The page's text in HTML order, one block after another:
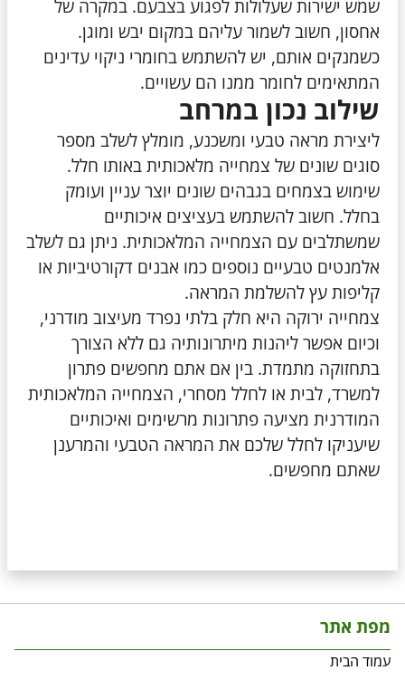
שמש ישירות שעלולות לפגוע בצבעם. במקרה של
אחסון, חשוב לשמור עליהם במקום יבש ומוגן.
כשמנקים אותם, יש להשתמש בחומרי ניקוי עדינים
המתאימים לחומר ממנו הם עשויים.
שילוב נכון במרחב
ליצירת מראה טבעי ומשכנע, מומלץ לשלב מספר
סוגים שונים של צמחייה מלאכותית באותו חלל.
שימוש בצמחים בגבהים שונים יוצר עניין ועומק
בחלל. חשוב להשתמש בעציצים איכותיים
שמשתלבים עם הצמחייה המלאכותית. ניתן גם לשלב
אלמנטים טבעיים נוספים כמו אבנים דקורטיביות או
קליפות עץ להשלמת המראה.
צמחייה ירוקה היא חלק בלתי נפרד מעיצוב מודרני,
וכיום אפשר ליהנות מיתרונותיה גם ללא הצורך
בתחזוקה מתמדת. בין אם אתם מחפשים פתרון
למשרד, לבית או לחלל מסחרי, הצמחייה המלאכותית
המודרנית מציעה פתרונות מרשימים ואיכותיים
שיעניקו לחלל שלכם את המראה הטבעי והמרענן
שאתם מחפשים.
מפת אתר
עמוד הבית